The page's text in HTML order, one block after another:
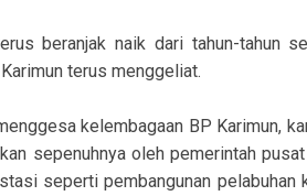
beranjak naik dari tahun-tahun
terus menggeliat.
kelembagaan BP Karimun,
sepenuhnya oleh pemerintah
seperti pembangunan pelabuhan